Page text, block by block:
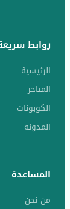
روابط
الرئيسية
المتاجر
الكوبونات
المدونة
المساعدة
من نحن